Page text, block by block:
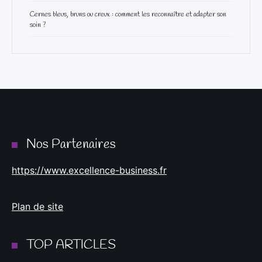
Cernes bleus, bruns ou creux : comment les reconnaître et adapter son
soin ?
Nos Partenaires
https://www.excellence-business.fr
Plan de site
TOP ARTICLES